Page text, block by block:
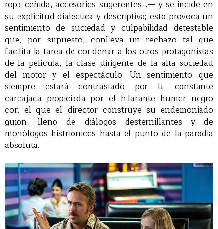
ropa ceñida, accesorios sugerentes…— y se incide en
su explicitud dialéctica y descriptiva; esto provoca un
sentimiento de suciedad y culpabilidad detestable
que, por supuesto, conlleva un rechazo tal que
facilita la tarea de condenar a los otros protagonistas
de la película, la clase dirigente de la alta sociedad
del motor y el espectáculo. Un sentimiento que
siempre estará contrastado por la constante
carcajada propiciada por el hilarante humor negro
con el que el director construye su endemoniado
guion, lleno de diálogos desternillantes y de
monólogos histriónicos hasta el punto de la parodia
absoluta.